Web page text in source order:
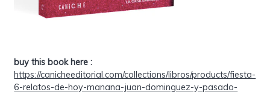
buy this book here :
https://canicheeditorial.com/collections/libros/products/fiesta-
6-relatos-de-hoy-manana-juan-dominguez-y-pasado-